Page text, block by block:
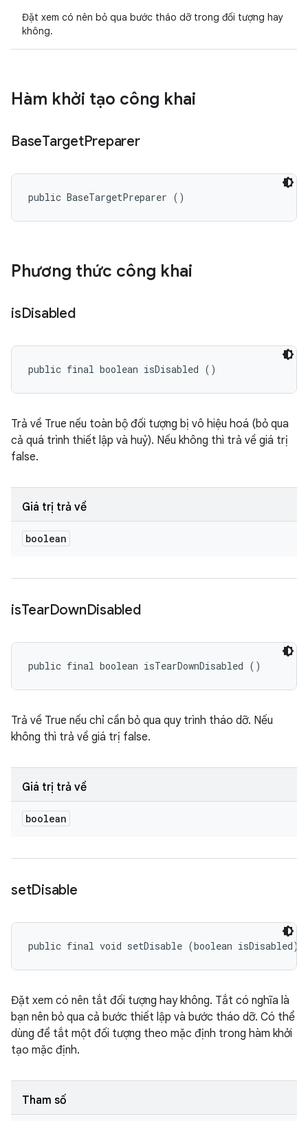
Đặt xem có nên bỏ qua bước tháo dỡ trong đối tượng hay
không.
Hàm khởi tạo công khai
BaseTargetPreparer
public BaseTargetPreparer ()
Phương thức công khai
isDisabled
public final boolean isDisabled ()
Trả về True nếu toàn bộ đối tượng bị vô hiệu hoá (bỏ qua
cả quá trình thiết lập và huỷ). Nếu không thì trả về giá trị
false.
Giá trị trả về
boolean
isTearDownDisabled
public final boolean isTearDownDisabled ()
Trả về True nếu chỉ cần bỏ qua quy trình tháo dỡ. Nếu
không thì trả về giá trị false.
Giá trị trả về
boolean
setDisable
public final void setDisable (boolean isDisabled)
Đặt xem có nên tắt đối tượng hay không. Tắt có nghĩa là
bạn nên bỏ qua cả bước thiết lập và bước tháo dỡ. Có thể
dùng để tắt một đối tượng theo mặc định trong hàm khởi
tạo mặc định.
Tham số